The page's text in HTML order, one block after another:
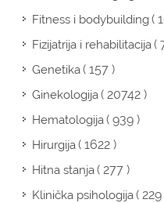
Fitness i bodybuilding(
Fizijatrija i rehabilitacija(
Genetika( 157 )
Ginekologija( 20742 )
Hematologija( 939 )
Hirurgija( 1622 )
Hitna stanja( 277 )
Klinička psihologija( 229